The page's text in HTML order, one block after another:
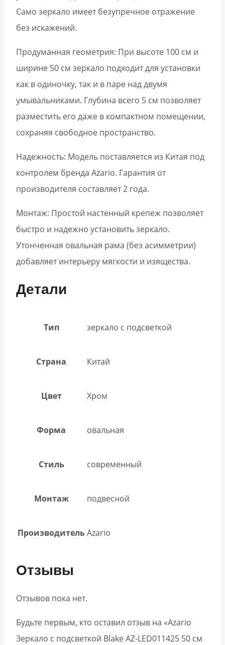
Само зеркало имеет безупречное отражение
без искажений.
Продуманная геометрия: При высоте 100 см и
ширине 50 см зеркало подходит для установки
как в одиночку, так и в паре над двумя
умывальниками. Глубина всего 5 см позволяет
разместить его даже в компактном помещении,
сохраняя свободное пространство.
Надежность: Модель поставляется из Китая под
контролем бренда Azario. Гарантия от
производителя составляет 2 года.
Монтаж: Простой настенный крепеж позволяет
быстро и надежно установить зеркало.
Утонченная овальная рама (без асимметрии)
добавляет интерьеру мягкости и изящества.
Детали
Тип зеркало с подсветкой
Страна Китай
Цвет Хром
Форма овальная
Стиль современный
Монтаж подвесной
ПроизводительAzario
Отзывы
Отзывов пока нет.
Будьте первым, кто оставил отзыв на «Azario
Зеркало с подсветкой Blake АZ-LED011425 50 см